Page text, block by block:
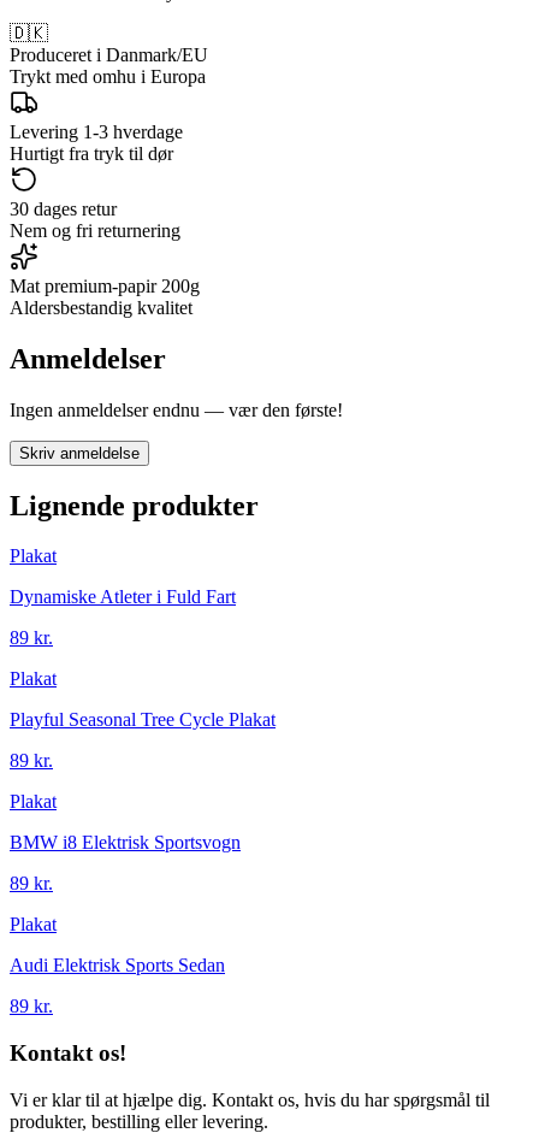
🇩🇰
Produceret i Danmark/EU
Trykt med omhu i Europa
Levering 1-3 hverdage
Hurtigt fra tryk til dør
30 dages retur
Nem og fri returnering
Mat premium-papir 200g
Aldersbestandig kvalitet
Anmeldelser
Ingen anmeldelser endnu — vær den første!
Skriv anmeldelse
Lignende produkter
Plakat
Dynamiske Atleter i Fuld Fart
89 kr.
Plakat
Playful Seasonal Tree Cycle Plakat
89 kr.
Plakat
BMW i8 Elektrisk Sportsvogn
89 kr.
Plakat
Audi Elektrisk Sports Sedan
89 kr.
Kontakt os!
Vi er klar til at hjælpe dig. Kontakt os, hvis du har spørgsmål til
produkter, bestilling eller levering.